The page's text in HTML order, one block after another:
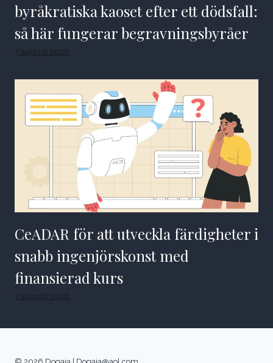
byråkratiska kaoset efter ett dödsfall:
så här fungerar begravningsbyråer
7 augusti 2026
CeADAR för att utveckla färdigheter i
snabb ingenjörskonst med
finansierad kurs
7 augusti 2026